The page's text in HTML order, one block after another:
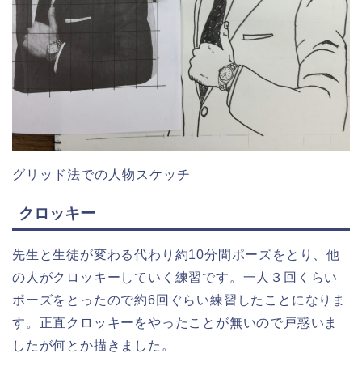
グリッド法での人物スケッチ
クロッキー
先生と生徒が変わる代わり約10分間ポーズをとり、他
の人がクロッキーしていく練習です。一人３回くらい
ポーズをとったので約6回ぐらい練習したことになりま
す。正直クロッキーをやったことが無いので戸惑いま
したが何とか描きました。